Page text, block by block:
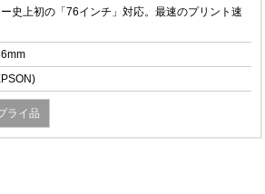
史上初の「76インチ」対応。最速のプリント速
ライ品